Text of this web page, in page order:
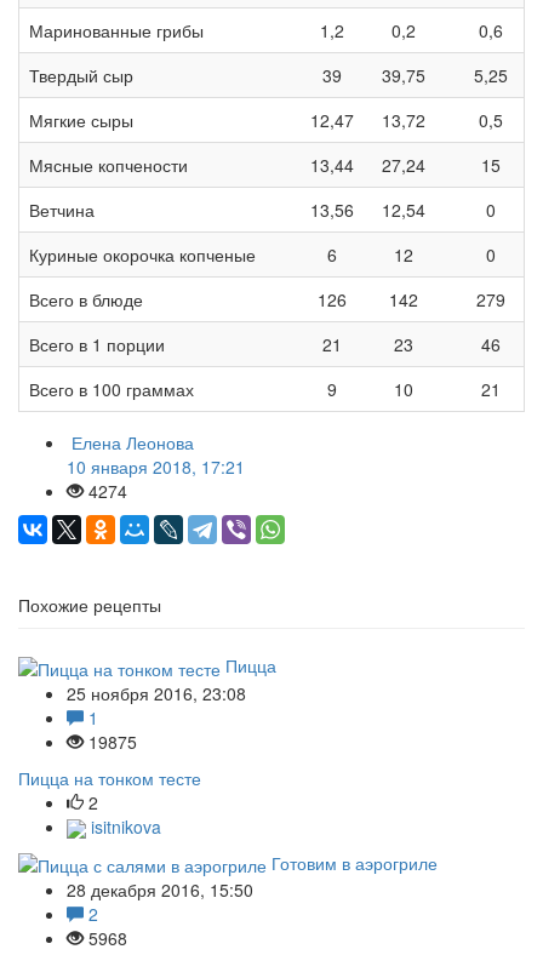
Маринованные грибы
1,2 0,2
0,6
Твердый сыр
39 39,75
5,25
Мягкие сыры
12,47 13,72
0,5
Мясные копчености
13,44 27,24
15
Ветчина
13,56 12,54
0
Куриные окорочка копченые
6 12
0
Всего в блюде
126 142
279
Всего в 1 порции
21 23
46
Всего в 100 граммах
9 10 21
Елена Леонова
10 января 2018, 17:21
4274
Похожие рецепты
Пицца
25 ноября 2016, 23:08
1
19875
Пицца на тонком тесте
2
isitnikova
Готовим в аэрогриле
28 декабря 2016, 15:50
2
5968